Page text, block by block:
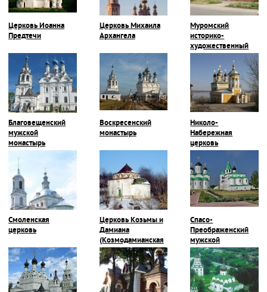
Церковь Иоанна
Предтечи
Церковь Михаила
Архангела
Муромский
историко-
художественный
Благовещенский
мужской
монастырь
Воскресенский
монастырь
Николо-
Набережная
церковь
Смоленская
церковь
Церковь Козьмы и
Дамиана
(Козмодамианская
церковь)
Спасо-
Преображенский
мужской
монастырь